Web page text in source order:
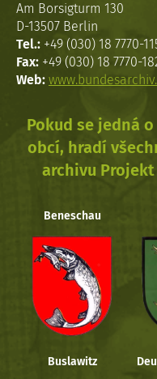
Am Borsigturm 130
D-13507 Berlin
Tel.: +49 (030) 18 7770-
Fax: +49 (030) 18 7770-
Web:
Pokud se jedná
obcí, hradí
archivu
Beneschau
Buslawitz